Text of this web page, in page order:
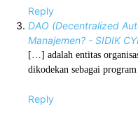
Reply
DAO (Decentralized
Manajemen? - SIDIK
[…] adalah entitas
dikodekan sebagai
Reply